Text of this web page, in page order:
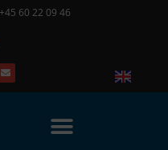
+45 60 22 09 46